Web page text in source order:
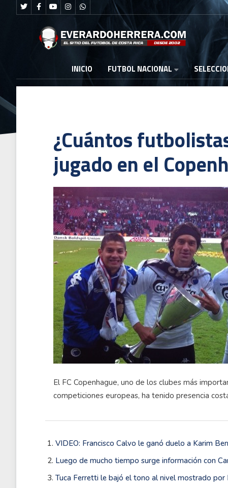
INICIO FUTBOL NACIONAL
¿Cuántos
jugado en el
El FC Copenhague, uno de los clubes más
competiciones europeas, ha tenido presencia
VIDEO: Francisco Calvo le ganó duelo a Karim
Luego de mucho tiempo surge información con
Tuca Ferretti le bajó el tono al nivel mostrado por